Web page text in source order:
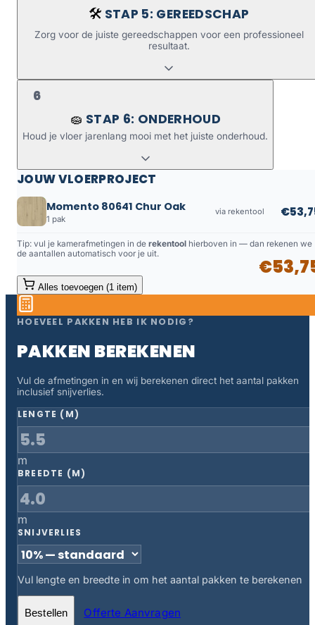
🛠️ STAP 5: GEREEDSCHAP
Zorg voor de juiste gereedschappen voor een professioneel
resultaat.
6
🧽 STAP 6: ONDERHOUD
Houd je vloer jarenlang mooi met het juiste onderhoud.
JOUW VLOERPROJECT
Momento 80641 Chur Oak
1 pak
via rekentool
Tip: vul je kamerafmetingen in de rekentool hierboven in — dan rekenen we
de aantallen automatisch voor je uit.
Alles toevoegen (1 item)
HOEVEEL PAKKEN HEB IK NODIG?
PAKKEN BEREKENEN
Vul de afmetingen in en wij berekenen direct het aantal pakken
inclusief snijverlies.
LENGTE (M)
m
BREEDTE (M)
m
SNIJVERLIES
Vul lengte en breedte in om het aantal pakken te berekenen
Bestellen Offerte Aanvragen